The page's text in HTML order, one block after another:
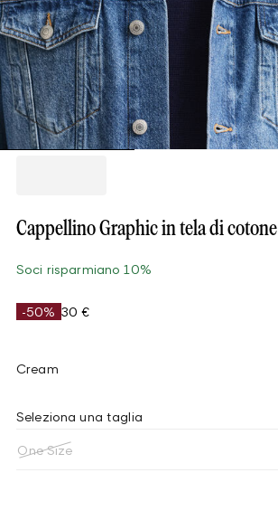
Cappellino Graphic in tela di cotone
Soci risparmiano 10%
-50% 30 €
Cream
Seleziona una taglia
One Size